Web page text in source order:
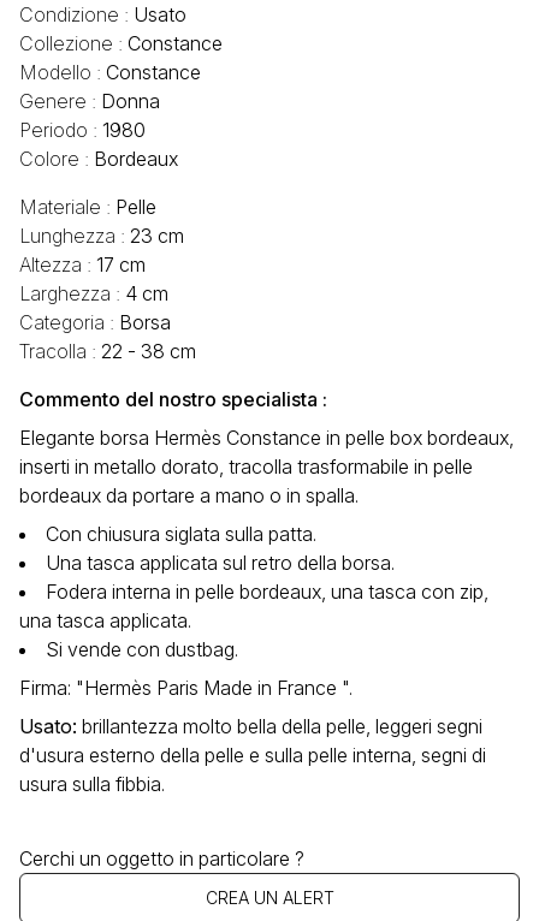
Condizione : Usato
Collezione : Constance
Modello : Constance
Genere : Donna
Periodo : 1980
Colore : Bordeaux
Materiale : Pelle
Lunghezza : 23 cm
Altezza : 17 cm
Larghezza : 4 cm
Categoria : Borsa
Tracolla : 22 - 38 cm
Commento del nostro specialista :
Elegante borsa Hermès Constance in pelle box bordeaux,
inserti in metallo dorato, tracolla trasformabile in pelle
bordeaux da portare a mano o in spalla.
Con chiusura siglata sulla patta.
Una tasca applicata sul retro della borsa.
Fodera interna in pelle bordeaux, una tasca con zip,
una tasca applicata.
Si vende con dustbag.
Firma: "Hermès Paris Made in France ".
Usato: brillantezza molto bella della pelle, leggeri segni
d'usura esterno della pelle e sulla pelle interna, segni di
usura sulla fibbia.
Cerchi un oggetto in particolare ?
CREA UN ALERT